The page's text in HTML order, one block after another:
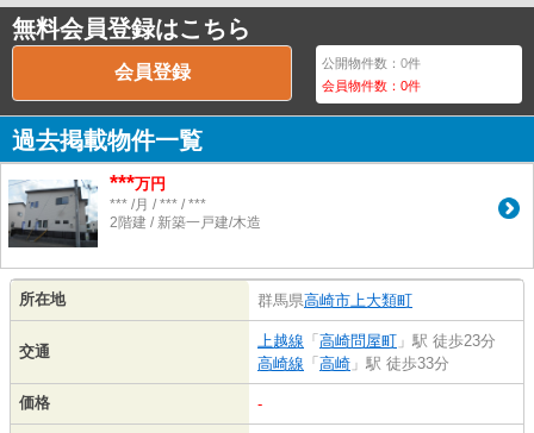
無料会員登録はこちら
会員登録 公開物件数：0件
会員物件数：0件
過去掲載物件一覧
***万円
*** /月 / *** / ***
2階建 / 新築一戸建/木造
所在地 群馬県高崎市上大類町
交通
上越線 「 高崎問屋町 」駅 徒歩23分
高崎線 「 高崎 」駅 徒歩33分
価格 -